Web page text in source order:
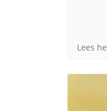
Lees